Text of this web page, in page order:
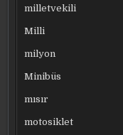
milletvekili
Milli
milyon
Minibüs
mısır
motosiklet